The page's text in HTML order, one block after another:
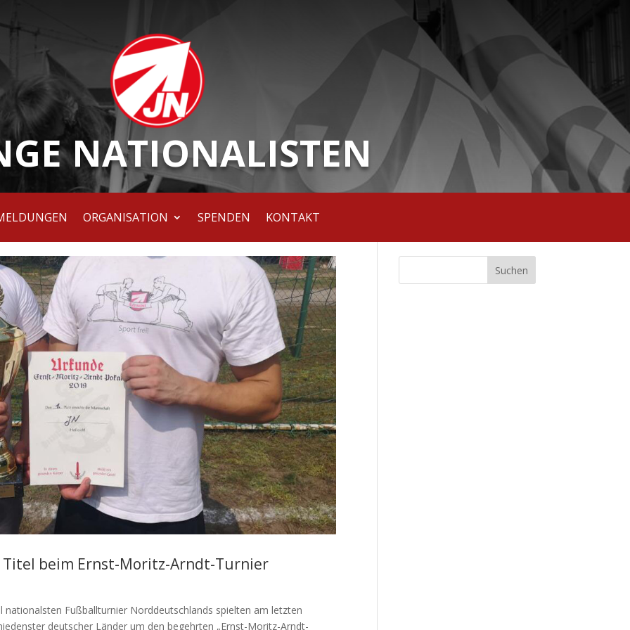
NATIONALISTEN
ORGANISATION SPENDEN KONTAKT
Titel beim Ernst-Moritz-Arndt-Turnier
Fußballturnier Norddeutschlands spielten am letzten
deutscher Länder um den begehrten „Ernst-Moritz-Arndt-